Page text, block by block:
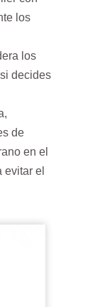
los
los
decides
de
en el
evitar el